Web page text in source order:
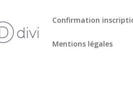
Confirmation
Mentions légales